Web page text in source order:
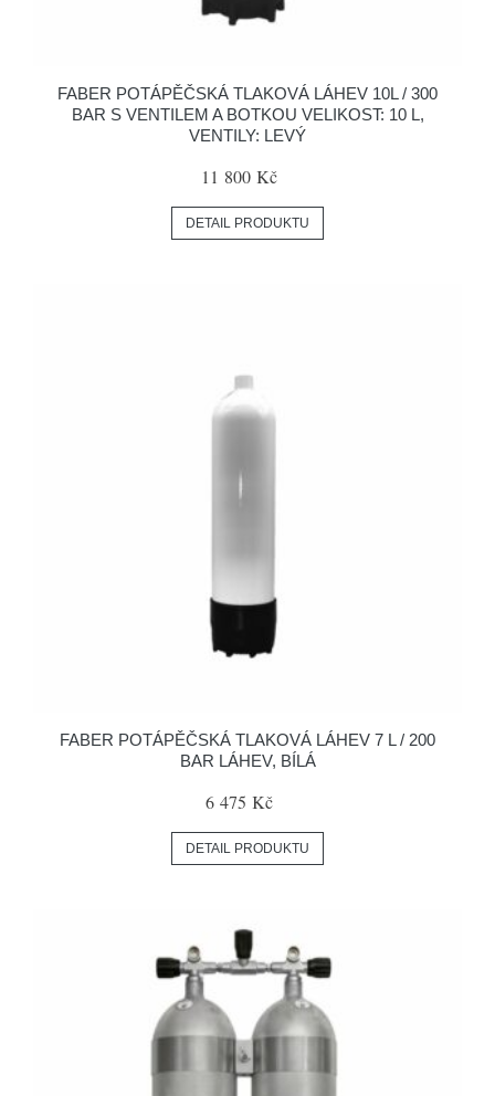
FABER POTÁPĚČSKÁ TLAKOVÁ LÁHEV 10L / 300
BAR S VENTILEM A BOTKOU VELIKOST: 10 L,
VENTILY: LEVÝ
11 800 Kč
DETAIL PRODUKTU
FABER POTÁPĚČSKÁ TLAKOVÁ LÁHEV 7 L / 200
BAR LÁHEV, BÍLÁ
6 475 Kč
DETAIL PRODUKTU